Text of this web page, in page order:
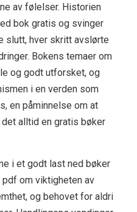
av følelser. Historien
bok gratis og svinger
slutt, hver skritt avslørte
Bokens temaer om
og godt utforsket, og
i en verden som
en påminnelse om at
alltid en gratis bøker
i et godt last ned bøker
om viktigheten av
og behovet for aldri